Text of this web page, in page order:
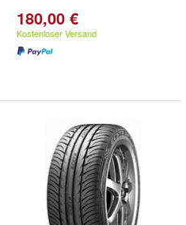
180,00 €
Kostenloser Versand